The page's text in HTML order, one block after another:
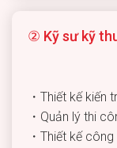
② Kỹ sư kỹ
・Thiết kế kiến
・Quản lý thi
・Thiết kế